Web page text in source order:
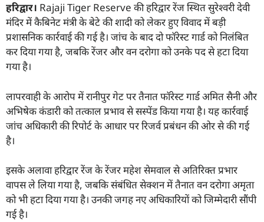
हरिद्वार। Rajaji Tiger Reserve की हरिद्वार रेंज स्थित सुरेश्वरी देवी
मंदिर में कैबिनेट मंत्री के बेटे की शादी को लेकर हुए विवाद में बड़ी
प्रशासनिक कार्रवाई की गई है। जांच के बाद दो फॉरेस्ट गार्ड को निलंबित
कर दिया गया है, जबकि रेंजर और वन दरोगा को उनके पद से हटा दिया
गया है।
लापरवाही के आरोप में रानीपुर गेट पर तैनात फॉरेस्ट गार्ड अमित सैनी और
अभिषेक कंडारी को तत्काल प्रभाव से सस्पेंड किया गया है। यह कार्रवाई
जांच अधिकारी की रिपोर्ट के आधार पर रिजर्व प्रबंधन की ओर से की गई
है।
इसके अलावा हरिद्वार रेंज के रेंजर महेश सेमवाल से अतिरिक्त प्रभार
वापस ले लिया गया है, जबकि संबंधित सेक्शन में तैनात वन दरोगा अमृता
को भी हटा दिया गया है। उनकी जगह नए अधिकारियों को जिम्मेदारी सौंपी
गई है।